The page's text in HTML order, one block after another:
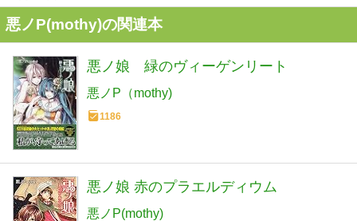
悪ノP(mothy)の関連本
悪ノ娘 緑のヴィーゲンリート
悪ノP（mothy)
1186
悪ノ娘 赤のプラエルディウム
悪ノP(mothy)